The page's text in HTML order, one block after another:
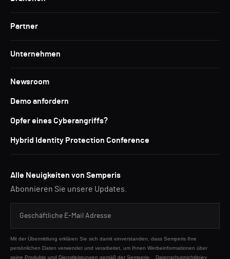
Partner
Unternehmen
Newsroom
Demo anfordern
Opfer eines Cyberangriffs?
Hybrid Identity Protection Conference
Alle Neuigkeiten von Semperis
Abonnieren Sie unsere Updates.
Mit der Übermittlung erklären Sie sich damit einverstanden, dass Semperis Ihre
persönlichen Daten verwendet und verarbeitet, um Ihnen Werbeinformationen über
seine Produkte und Dienstleistungen gemäß der Semperis-
Datenschutzrichtliniey